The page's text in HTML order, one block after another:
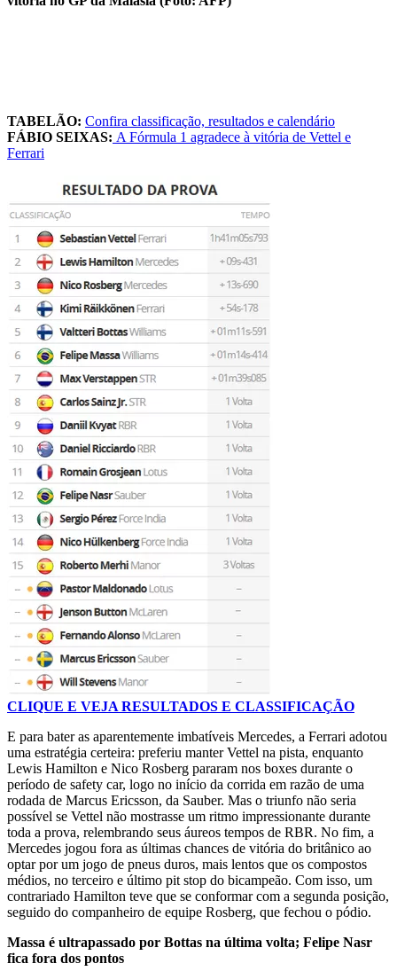
TABELÃO: Confira classificação, resultados e calendário
FÁBIO SEIXAS: A Fórmula 1 agradece à vitória de Vettel e
Ferrari
CLIQUE E VEJA RESULTADOS E CLASSIFICAÇÃO
E para bater as aparentemente imbatíveis Mercedes, a Ferrari adotou
uma estratégia certeira: preferiu manter Vettel na pista, enquanto
Lewis Hamilton e Nico Rosberg pararam nos boxes durante o
período de safety car, logo no início da corrida em razão de uma
rodada de Marcus Ericsson, da Sauber. Mas o triunfo não seria
possível se Vettel não mostrasse um ritmo impressionante durante
toda a prova, relembrando seus áureos tempos de RBR. No fim, a
Mercedes jogou fora as últimas chances de vitória do britânico ao
optar por um jogo de pneus duros, mais lentos que os compostos
médios, no terceiro e último pit stop do bicampeão. Com isso, um
contrariado Hamilton teve que se conformar com a segunda posição,
seguido do companheiro de equipe Rosberg, que fechou o pódio.
Massa é ultrapassado por Bottas na última volta; Felipe Nasr
fica fora dos pontos